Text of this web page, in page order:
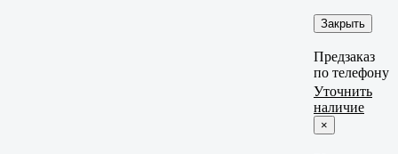
Закрыть
Предзаказ
по телефону
Уточнить
наличие
×